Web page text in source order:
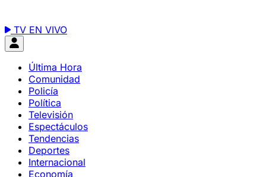
TV EN VIVO
Última Hora
Comunidad
Policía
Política
Televisión
Espectáculos
Tendencias
Deportes
Internacional
Economía